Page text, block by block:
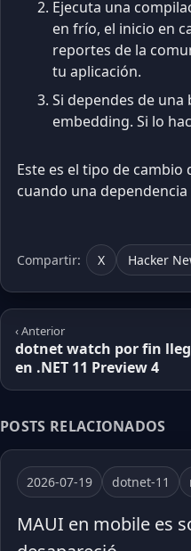
Ejecuta una
en frío, el inicio en
reportes de la
tu aplicación.
Si dependes de
embedding. Si lo
Este es el tipo de
cuando una
Compartir: X Hacker
‹ Anterior
dotnet watch por fin
en .NET 11 Preview 4
POSTS RELACIONADOS
2026-07-19 dotnet-11
MAUI en mobile es